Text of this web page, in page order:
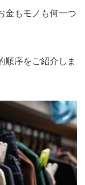
金もモノも何一つ
順序をご紹介しま